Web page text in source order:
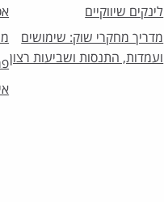
לינקים שיווקיים
מדריך מחקרי שוק: שימושים
ועמדות, התנסות ושביעות רצון